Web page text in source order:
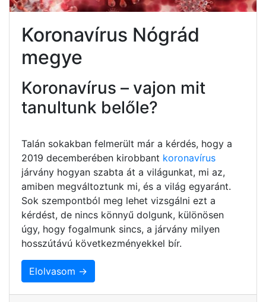
Koronavírus Nógrád
megye
Koronavírus – vajon mit
tanultunk belőle?
Talán sokakban felmerült már a kérdés, hogy a
2019 decemberében kirobbant koronavírus
járvány hogyan szabta át a világunkat, mi az,
amiben megváltoztunk mi, és a világ egyaránt.
Sok szempontból meg lehet vizsgálni ezt a
kérdést, de nincs könnyű dolgunk, különösen
úgy, hogy fogalmunk sincs, a járvány milyen
hosszútávú következményekkel bír.
Elolvasom →